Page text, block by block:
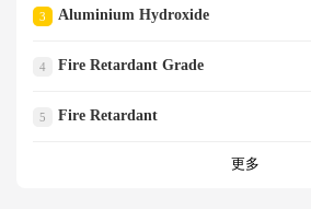
3 Aluminium Hydroxide
4 Fire Retardant Grade
5 Fire Retardant
更多